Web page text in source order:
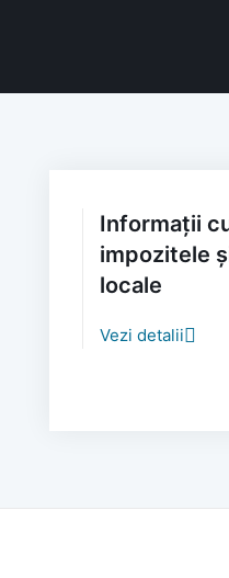
Informații
impozitele
locale
Vezi detalii